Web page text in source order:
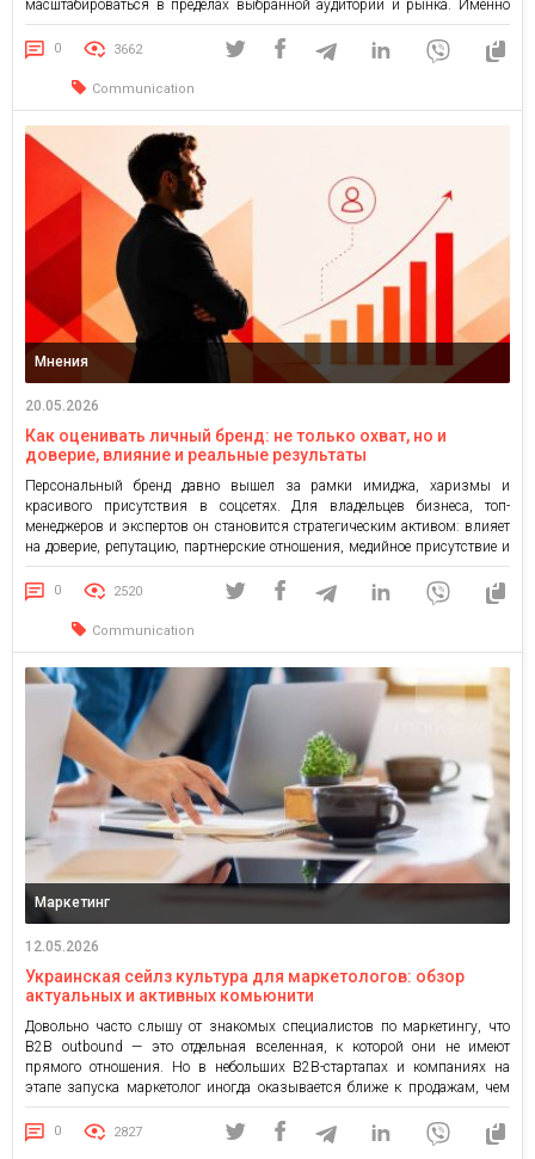
масштабироваться в пределах выбранной аудитории и рынка. Именно
вокруг поиска Big Idea десятилетиями строилась рекламная индустрия.
И именно эта логика сегодня претерпевает изменения. Рынок изменился,
фрагментировался, стал алгоритмическим, […]
0 3662
Communication
Мнения
20.05.2026
Как оценивать личный бренд: не только охват, но и
доверие, влияние и реальные результаты
Персональный бренд давно вышел за рамки имиджа, харизмы и
красивого присутствия в соцсетях. Для владельцев бизнеса, топ-
менеджеров и экспертов он становится стратегическим активом: влияет
на доверие, репутацию, партнерские отношения, медийное присутствие и
бизнес-возможности. Можно регулярно давать интервью, вести соцсети,
выступать на мероприятиях — и все равно не понимать, какой эффект
это дает. Без метрик публичная […]
0 2520
Communication
Маркетинг
12.05.2026
Украинская сейлз культура для маркетологов: обзор
актуальных и активных комьюнити
Довольно часто слышу от знакомых специалистов по маркетингу, что
B2B outbound — это отдельная вселенная, к которой они не имеют
прямого отношения. Но в небольших B2B-стартапах и компаниях на
этапе запуска маркетолог иногда оказывается ближе к продажам, чем
это планировалось. Не потому, что так прописано в его job description, а
из-за обстоятельств: сейлз еще не […]
0 2827